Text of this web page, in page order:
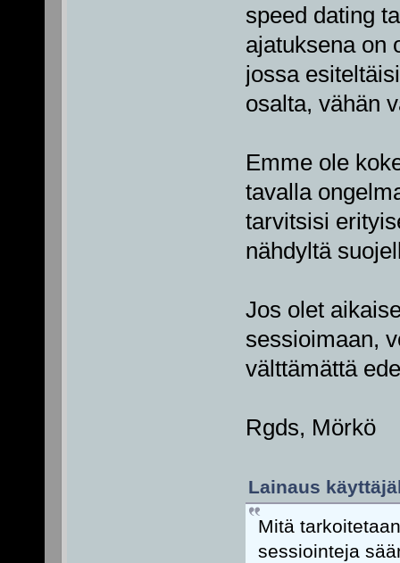
speed dating
ajatuksena on
jossa
osalta, vähän
Emme ole
tavalla
tarvitsisi
nähdyltä
Jos olet
sessioimaan,
välttämättä
Rgds, Mörkö
Lainaus
Mitä
sessiointeja